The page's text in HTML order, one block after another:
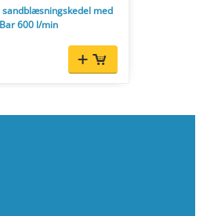
sandblæsningskedel med
600 l/min